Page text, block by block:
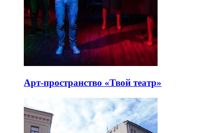
Арт-пространство «Твой театр»